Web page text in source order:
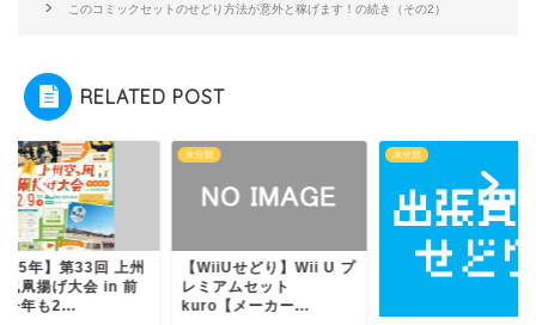
このコミックセットのせどり方法が意外と稼げます！の続き（その2）
RELATED POST
年】第33回 上州
風凧揚げ大会 in 前
今年も2...
未分類
【WiiUせどり】Wii U プ
レミアムセット
kuro【メーカー...
未分類